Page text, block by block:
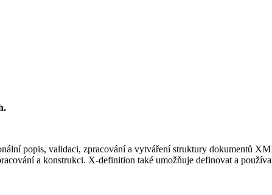
popis, validaci, zpracování a vytváření struktury dokumentů
a konstrukci. X-definition také umožňuje definovat a